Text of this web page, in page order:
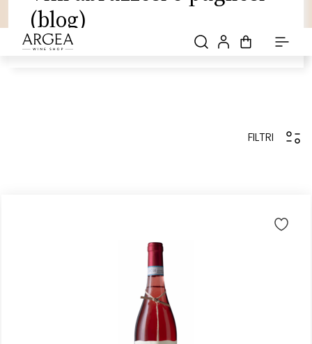
Spedizione gratuita! con una spesa di 69€
-20% sul primo acquisto: iscriviti alla newsletter
(blog)
FILTRI